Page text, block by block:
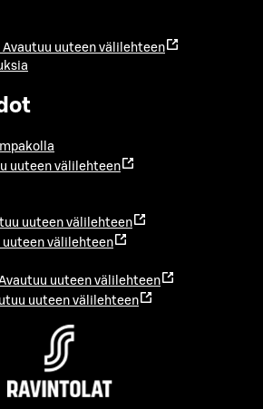
Avautuu uuteen välilehteen
uuteen välilehteen
uuteen välilehteen
uuteen välilehteen
uuteen välilehteen
uuteen välilehteen